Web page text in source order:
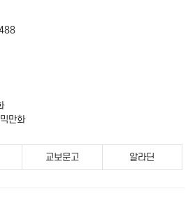
만화
교보문고 알라딘